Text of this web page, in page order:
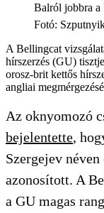
Balról jobbra a
Fotó:
A Bellingcat
hírszerzés (GU)
orosz-brit kettős
angliai
Az oknyomozó
bejelentette,
Szergejev
azonosított. A
a GU magas